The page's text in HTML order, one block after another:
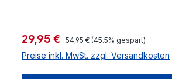
Verkaufspreis:
29,95 € Regulärer Preis:
54,95 € (45.5% gespart)
Preise inkl. MwSt. zzgl. Versandkosten